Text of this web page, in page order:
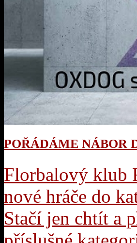
POŘÁDÁME NÁBOR
Florbalový klub
nové hráče do
Stačí jen chtít a